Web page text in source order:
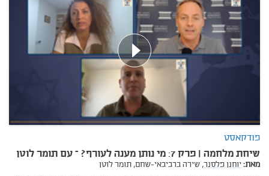
פודקאסט
שיחת מלחמה | פרק 7: מי נותן מענה לעורף? – עם תומר לוטן
מאת:יוחנן פלסנר,שירה ברביבאי-שחם,תומר לוטן